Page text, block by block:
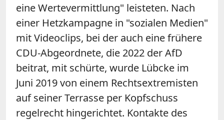
eine Wertevermittlung" leisteten. Nach
einer Hetzkampagne in "sozialen Medien"
mit Videoclips, bei der auch eine frühere
CDU-Abgeordnete, die 2022 der AfD
beitrat, mit schürte, wurde Lübcke im
Juni 2019 von einem Rechtsextremisten
auf seiner Terrasse per Kopfschuss
regelrecht hingerichtet. Kontakte des